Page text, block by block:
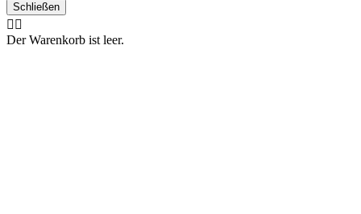
Schließen
🤷‍♂️
Der Warenkorb ist leer.